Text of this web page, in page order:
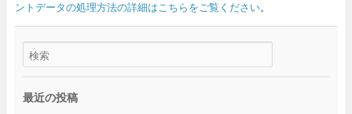
ントデータの処理方法の詳細はこちらをご覧ください。
最近の投稿